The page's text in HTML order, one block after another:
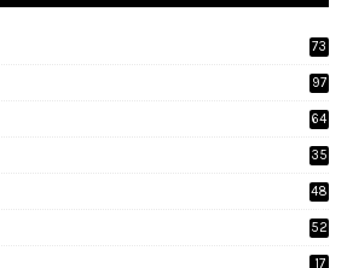
73
97
64
35
48
52
17